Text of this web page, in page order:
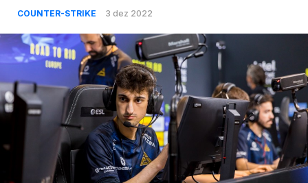
COUNTER-STRIKE 3 dez 2022